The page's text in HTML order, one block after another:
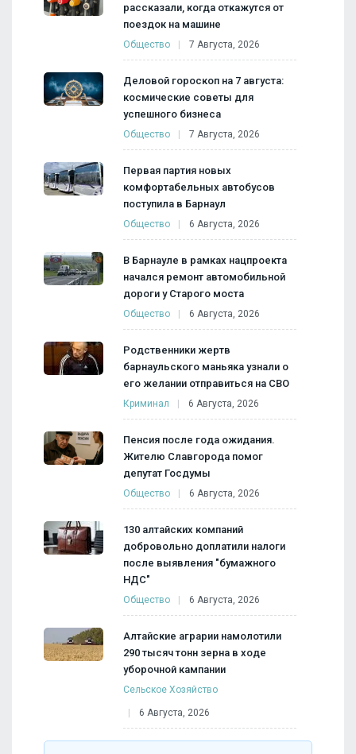
рассказали, когда откажутся от
поездок на машине
Общество 7 Августа, 2026
Деловой гороскоп на 7 августа:
космические советы для
успешного бизнеса
Общество 7 Августа, 2026
Первая партия новых
комфортабельных автобусов
поступила в Барнаул
Общество 6 Августа, 2026
В Барнауле в рамках нацпроекта
начался ремонт автомобильной
дороги у Старого моста
Общество 6 Августа, 2026
Родственники жертв
барнаульского маньяка узнали о
его желании отправиться на СВО
Криминал 6 Августа, 2026
Пенсия после года ожидания.
Жителю Славгорода помог
депутат Госдумы
Общество 6 Августа, 2026
130 алтайских компаний
добровольно доплатили налоги
после выявления "бумажного
НДС"
Общество 6 Августа, 2026
Алтайские аграрии намолотили
290 тысяч тонн зерна в ходе
уборочной кампании
Сельское Хозяйство
6 Августа, 2026